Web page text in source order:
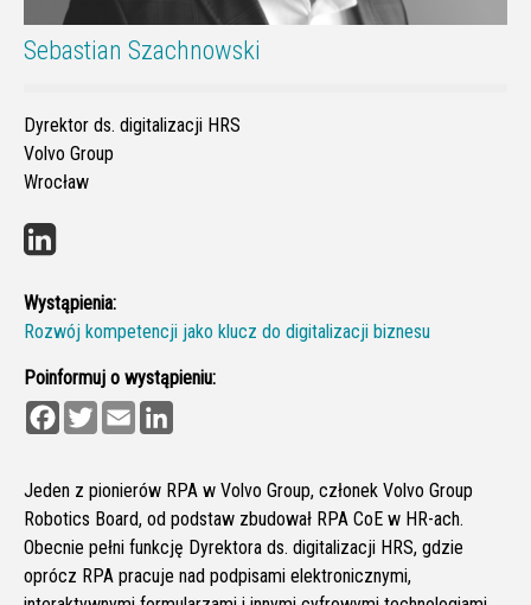
Sebastian Szachnowski
Dyrektor ds. digitalizacji HRS
Volvo Group
Wrocław
Wystąpienia:
Rozwój kompetencji jako klucz do digitalizacji biznesu
Poinformuj o wystąpieniu:
F
a
b
o
o
k
T
w
t
e
r
E
m
l
e
d
I
n
Jeden z pionierów RPA w Volvo Group, członek Volvo Group
Robotics Board, od podstaw zbudował RPA CoE w HR-ach.
Obecnie pełni funkcję Dyrektora ds. digitalizacji HRS, gdzie
oprócz RPA pracuje nad podpisami elektronicznymi,